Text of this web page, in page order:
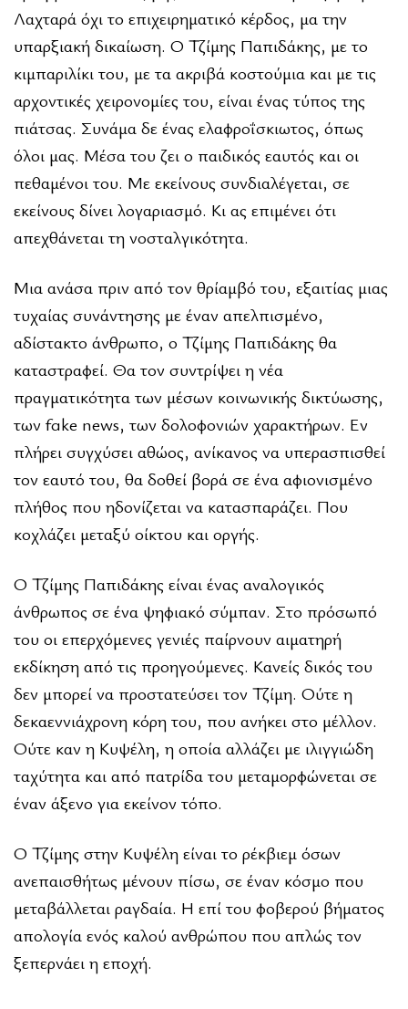
Λαχταρά όχι το επιχειρηματικό κέρδος, μα την
υπαρξιακή δικαίωση. Ο Τζίμης Παπιδάκης, με το
κιμπαριλίκι του, με τα ακριβά κοστούμια και με τις
αρχοντικές χειρονομίες του, είναι ένας τύπος της
πιάτσας. Συνάμα δε ένας ελαφροΐσκιωτος, όπως
όλοι μας. Μέσα του ζει ο παιδικός εαυτός και οι
πεθαμένοι του. Με εκείνους συνδιαλέγεται, σε
εκείνους δίνει λογαριασμό. Κι ας επιμένει ότι
απεχθάνεται τη νοσταλγικότητα.
Μια ανάσα πριν από τον θρίαμβό του, εξαιτίας μιας
τυχαίας συνάντησης με έναν απελπισμένο,
αδίστακτο άνθρωπο, ο Τζίμης Παπιδάκης θα
καταστραφεί. Θα τον συντρίψει η νέα
πραγματικότητα των μέσων κοινωνικής δικτύωσης,
των fake news, των δολοφονιών χαρακτήρων. Εν
πλήρει συγχύσει αθώος, ανίκανος να υπερασπισθεί
τον εαυτό του, θα δοθεί βορά σε ένα αφιονισμένο
πλήθος που ηδονίζεται να κατασπαράζει. Που
κοχλάζει μεταξύ οίκτου και οργής.
Ο Τζίμης Παπιδάκης είναι ένας αναλογικός
άνθρωπος σε ένα ψηφιακό σύμπαν. Στο πρόσωπό
του οι επερχόμενες γενιές παίρνουν αιματηρή
εκδίκηση από τις προηγούμενες. Κανείς δικός του
δεν μπορεί να προστατεύσει τον Τζίμη. Ούτε η
δεκαεννιάχρονη κόρη του, που ανήκει στο μέλλον.
Ούτε καν η Κυψέλη, η οποία αλλάζει με ιλιγγιώδη
ταχύτητα και από πατρίδα του μεταμορφώνεται σε
έναν άξενο για εκείνον τόπο.
Ο Τζίμης στην Κυψέλη είναι το ρέκβιεμ όσων
ανεπαισθήτως μένουν πίσω, σε έναν κόσμο που
μεταβάλλεται ραγδαία. Η επί του φοβερού βήματος
απολογία ενός καλού ανθρώπου που απλώς τον
ξεπερνάει η εποχή.